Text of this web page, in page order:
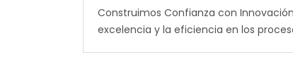
Construimos Confianza con
excelencia y la eficiencia en los